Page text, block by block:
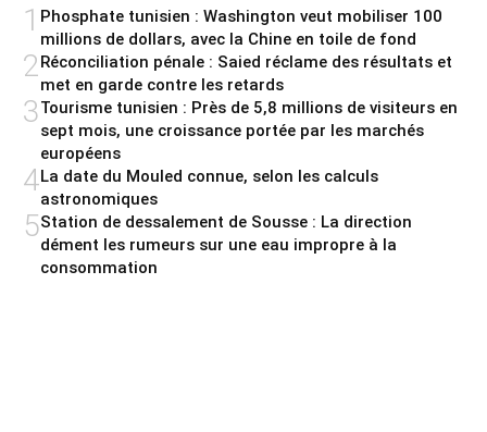
1 Phosphate tunisien : Washington veut mobiliser 100
millions de dollars, avec la Chine en toile de fond
2 Réconciliation pénale : Saied réclame des résultats et
met en garde contre les retards
3Tourisme tunisien : Près de 5,8 millions de visiteurs en
sept mois, une croissance portée par les marchés
européens
4La date du Mouled connue, selon les calculs
astronomiques
5Station de dessalement de Sousse : La direction
dément les rumeurs sur une eau impropre à la
consommation